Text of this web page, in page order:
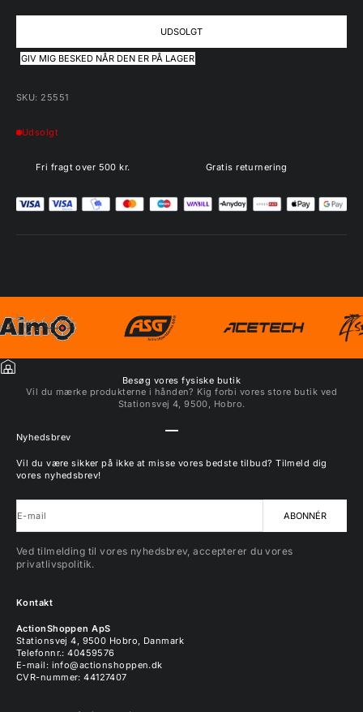
UDSOLGT
GIV MIG BESKED NÅR DEN ER PÅ LAGER
SKU: 25551
Udsolgt
Fri fragt over 500 kr. Gratis returnering
Besøg vores fysiske butik
Vil du mærke produkterne i hånden? Kig forbi vores store butik ved
Stationsvej 4, 9500, Hobro.
Nyhedsbrev
Vil du være sikker på ikke at misse vores bedste tilbud? Tilmeld dig
vores nyhedsbrev!
E-mail ABONNÉR
Ved tilmelding til vores nyhedsbrev, accepterer du vores
privatlivspolitik.
Kontakt
ActionShoppen ApS
Stationsvej 4, 9500 Hobro, Danmark
Telefonnr.: 40459576
E-mail: info@actionshoppen.dk
CVR-nummer: 44127407